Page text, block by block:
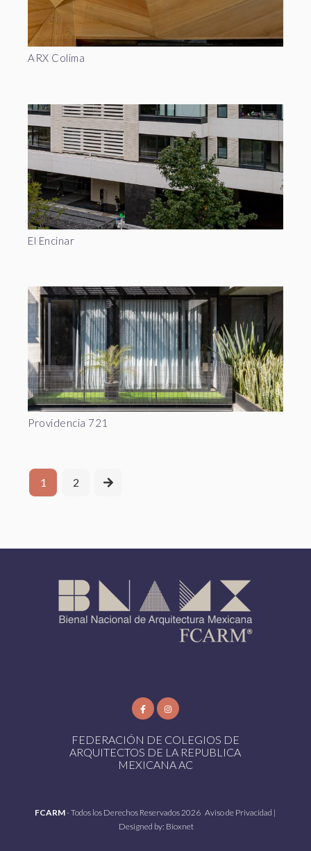
ARX Colima
El Encinar
Providencia 721
1 2
FEDERACIÓN DE COLEGIOS DE
ARQUITECTOS DE LA REPUBLICA
MEXICANA AC
FCARM- Todos los Derechos Reservados 2026Aviso de Privacidad |
Designed by: Bioxnet